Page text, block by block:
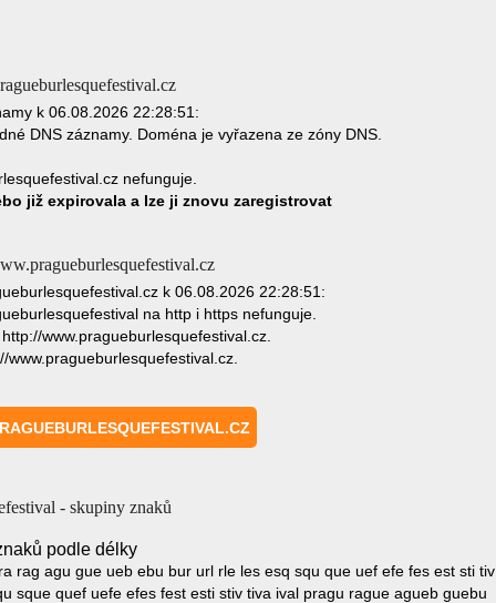
k 06.08.2026 22:28:51:
DNS záznamy. Doména je vyřazena ze zóny DNS.
nefunguje.
již expirovala a lze ji znovu zaregistrovat
k 06.08.2026 22:28:51:
na http i https nefunguje.
www.pragueburlesquefestival.cz.
www.pragueburlesquefestival.cz.
- skupiny znaků
podle délky
rag agu gue ueb ebu bur url rle les esq squ que uef efe fes est sti tiv
sque quef uefe efes fest esti stiv tiva ival pragu rague agueb guebu